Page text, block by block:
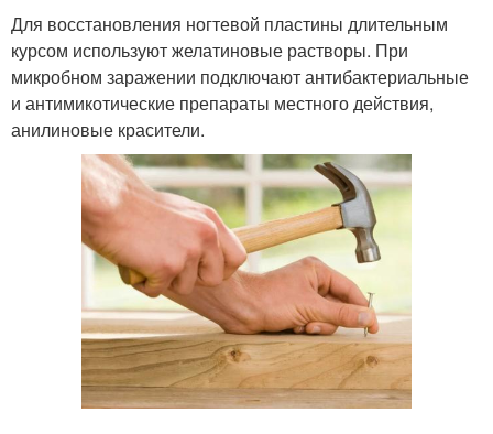
Для восстановления ногтевой пластины длительным
курсом используют желатиновые растворы. При
микробном заражении подключают антибактериальные
и антимикотические препараты местного действия,
анилиновые красители.